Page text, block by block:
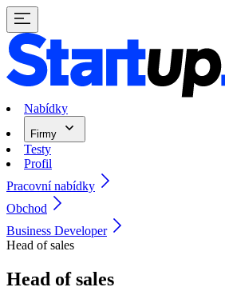
Nabídky
Firmy
Testy
Profil
Pracovní nabídky
Obchod
Business Developer
Head of sales
Head of sales